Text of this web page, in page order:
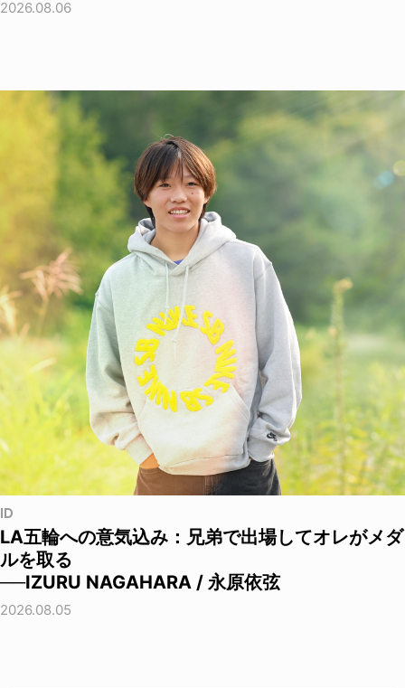
2026.08.06
ID
LA五輪への意気込み：兄弟で出場してオレがメダ
ルを取る
──IZURU NAGAHARA / 永原依弦
2026.08.05